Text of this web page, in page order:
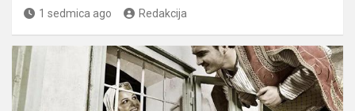
1 sedmica ago Redakcija